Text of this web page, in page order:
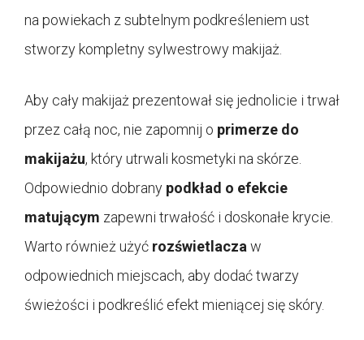
na powiekach z subtelnym podkreśleniem ust
stworzy kompletny sylwestrowy makijaż.
Aby cały makijaż prezentował się jednolicie i trwał
przez całą noc, nie zapomnij o primerze do
makijażu, który utrwali kosmetyki na skórze.
Odpowiednio dobrany podkład o efekcie
matującym zapewni trwałość i doskonałe krycie.
Warto również użyć rozświetlacza w
odpowiednich miejscach, aby dodać twarzy
świeżości i podkreślić efekt mieniącej się skóry.